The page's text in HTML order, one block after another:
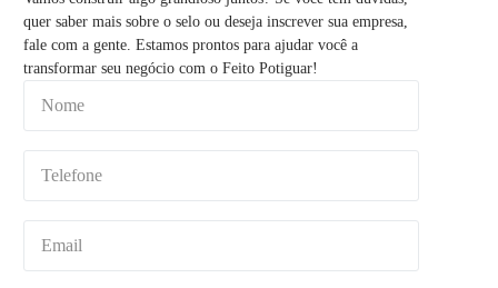
quer saber mais sobre o selo ou deseja inscrever sua empresa,
fale com a gente. Estamos prontos para ajudar você a
transformar seu negócio com o Feito Potiguar!